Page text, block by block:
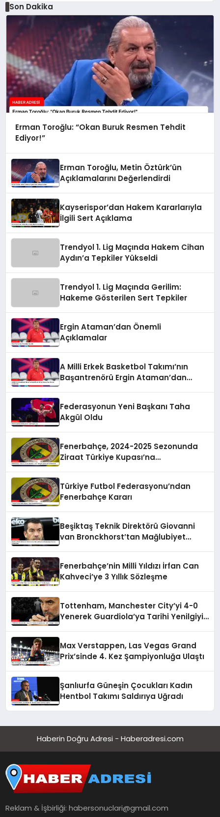
Son Dakika
Erman Toroğlu: “Okan Buruk Resmen Tehdit
Ediyor!”
Erman Toroğlu, Metin Öztürk’ün
Açıklamalarını Değerlendirdi
Kayserispor’dan Hakem Kararlarıyla
İlgili Sert Açıklama
Trendyol 1. Lig Maçında Hakem Cihan
Aydın’a Tepkiler Yükseldi
Trendyol 1. Lig Maçında Gerilim:
Hakeme Gösterilen Sert Tepkiler
Ergin Ataman’dan Önemli
Açıklamalar
A Milli Erkek Basketbol Takımı’nın
Başantrenörü Ergin Ataman’dan
Federasyonun Yeni Başkanı Taha
Akgül Oldu
Fenerbahçe, 2024-2025 Sezonunda
Ziraat Türkiye Kupası’na
Türkiye Futbol Federasyonu’ndan
Fenerbahçe Kararı
Beşiktaş Teknik Direktörü Giovanni
van Bronckhorst’tan Mağlubiyet
Fenerbahçe’nin Milli Yıldızı İrfan Can
Kahveci’ye 3 Yıllık Sözleşme
Tottenham, Manchester City’yi 4-0
Yenerek Guardiola’ya Tarihi Yenilgiyi
Max Verstappen, Las Vegas Grand
Prix’sinde 4. Kez Şampiyonluğa Ulaştı
Şanlıurfa Güneşin Çocukları Kadın
Hentbol Takımı Saldırıya Uğradı
Haberin Doğru Adresi - Haberadresi.com
Reklam & İşbirliği:habersonuclari@gmail.com